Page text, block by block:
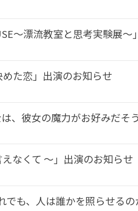
〜漂流教室と思考実験展
めた恋」出演のお知らせ
、彼女の魔力がお好みだそ
えなくて 〜」出演のお知らせ
でも、人は誰かを照らせる